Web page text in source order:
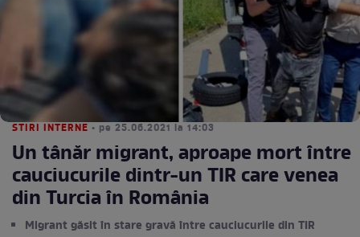
STIRI INTERNE • pe 25.06.2021 la 14:03
Un tânăr migrant, aproape mort între
cauciucurile dintr-un TIR care venea
din Turcia în România
Migrant găsit în stare gravă între cauciucurile din TIR